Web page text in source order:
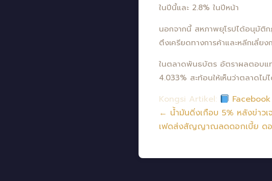
ในปีนี้และ 2.8% ในปีหน้า
นอกจากนี้ สหภาพยุโรปได้อนุมัติก
ตึงเครียดทางการค้าและหลีกเลี่ย
ในตลาดพันธบัตร อัตราผลตอบ
4.033% สะท้อนให้เห็นว่าตลาดไ
Kongsi Artikel: Facebook
← น้ำมันดิ่งเกือบ 5% หลังข่าวเ
เฟดส่งสัญญาณลดดอกเบี้ย ดอ